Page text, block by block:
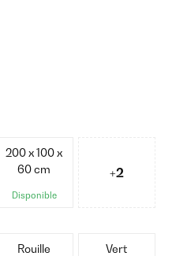
200 x 100 x
60 cm
Disponible
+2
Rouille Vert